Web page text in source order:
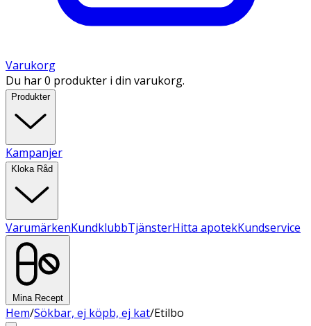
Varukorg
Du har 0 produkter i din varukorg.
Produkter
Kampanjer
Kloka Råd
VarumärkenKundklubbTjänsterHitta apotekKundservice
Mina Recept
Hem/Sökbar, ej köpb, ej kat/Etilbo